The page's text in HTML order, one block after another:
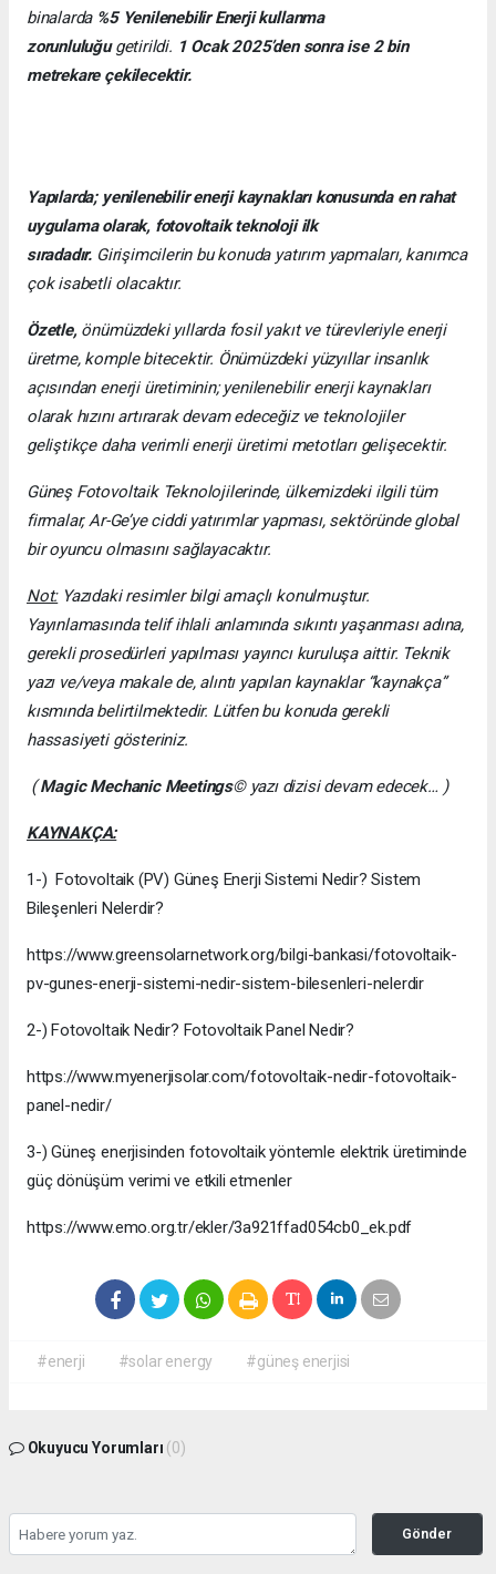
binalarda%5 Yenilenebilir Enerji kullanma
zorunluluğugetirildi. 1 Ocak 2025’den sonra ise 2 bin
metrekare çekilecektir.
Yapılarda; yenilenebilir enerji kaynakları konusunda en rahat
uygulama olarak, fotovoltaik teknoloji ilk
sıradadır. Girişimcilerin bu konuda yatırım yapmaları, kanımca
çok isabetli olacaktır.
Özetle,önümüzdeki yıllarda fosil yakıt ve türevleriyle enerji
üretme, komple bitecektir. Önümüzdeki yüzyıllar insanlık
açısından enerji üretiminin; yenilenebilir enerji kaynakları
olarak hızını artırarak devam edeceğiz ve teknolojiler
geliştikçe daha verimli enerji üretimi metotları gelişecektir.
Güneş Fotovoltaik Teknolojilerinde, ülkemizdeki ilgili tüm
firmalar, Ar-Ge’ye ciddi yatırımlar yapması, sektöründe global
bir oyuncu olmasını sağlayacaktır.
Not:Yazıdaki resimler bilgi amaçlı konulmuştur.
Yayınlamasında telif ihlali anlamında sıkıntı yaşanması adına,
gerekli prosedürleri yapılması yayıncı kuruluşa aittir. Teknik
yazı ve/veya makale de, alıntı yapılan kaynaklar “kaynakça”
kısmında belirtilmektedir. Lütfen bu konuda gerekli
hassasiyeti gösteriniz.
(Magic Mechanic Meetings© yazı dizisi devam edecek… )
KAYNAKÇA:
1-) Fotovoltaik (PV) Güneş Enerji Sistemi Nedir? Sistem
Bileşenleri Nelerdir?
https://www.greensolarnetwork.org/bilgi-bankasi/fotovoltaik-
pv-gunes-enerji-sistemi-nedir-sistem-bilesenleri-nelerdir
2-) Fotovoltaik Nedir? Fotovoltaik Panel Nedir?
https://www.myenerjisolar.com/fotovoltaik-nedir-fotovoltaik-
panel-nedir/
3-) Güneş enerjisinden fotovoltaik yöntemle elektrik üretiminde
güç dönüşüm verimi ve etkili etmenler
https://www.emo.org.tr/ekler/3a921ffad054cb0_ek.pdf
#enerji #solar energy #güneş enerjisi
Okuyucu Yorumları (0)
Gönder